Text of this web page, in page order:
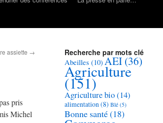
assiette →
pris
Michel
Recherche par mots clé
Abeilles (10)AEI (36)
Agriculture
(151)
Agriculture bio(14)
alimentation(8) Blé (5)
Bonne santé(18)